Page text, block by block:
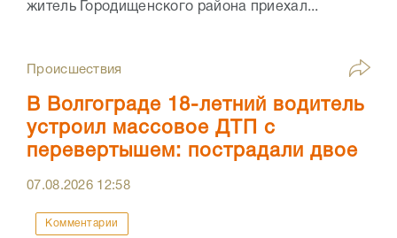
житель Городищенского района приехал...
Происшествия
В Волгограде 18-летний водитель
устроил массовое ДТП с
перевертышем: пострадали двое
07.08.2026 12:58
Комментарии